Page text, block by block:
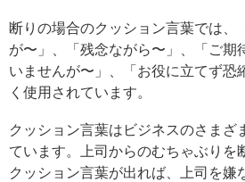
断りの場合のクッション言葉では、
が〜」、「残念ながら〜」、「ご期
いませんが〜」、「お役に立てず恐
く使用されています。
クッション言葉はビジネスのさまざ
ています。上司からのむちゃぶりを
クッション言葉が出れば、上司を嫌